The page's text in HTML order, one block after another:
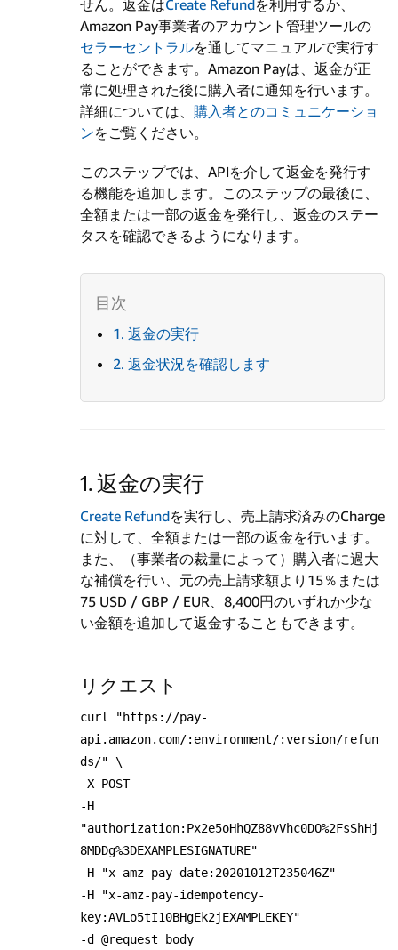
せん。返金はCreate Refundを利用するか、
Amazon Pay事業者のアカウント管理ツールの
セラーセントラルを通してマニュアルで実行す
ることができます。Amazon Payは、返金が正
常に処理された後に購入者に通知を行います。
詳細については、 購入者とのコミュニケーショ
ンをご覧ください。
このステップでは、APIを介して返金を発行す
る機能を追加します。このステップの最後に、
全額または一部の返金を発行し、返金のステー
タスを確認できるようになります。
1. 返金の実行
2. 返金状況を確認します
1. 返金の実行
Create Refundを実行し、売上請求済みのCharge
に対して、全額または一部の返金を行います。
また、（事業者の裁量によって）購入者に過大
な補償を行い、元の売上請求額より15％または
75 USD / GBP / EUR、8,400円のいずれか少な
い金額を追加して返金することもできます。
リクエスト
curl "https://pay-
api.amazon.com/:environment/:version/refun
ds/" \
-X POST
-H
"authorization:Px2e5oHhQZ88vVhc0DO%2FsShHj
8MDDg%3DEXAMPLESIGNATURE"
-H "x-amz-pay-date:20201012T235046Z"
-H "x-amz-pay-idempotency-
key:AVLo5tI10BHgEk2jEXAMPLEKEY"
-d @request_body